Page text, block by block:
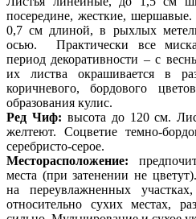
посередине, жесткие,
0,7 см длиной, в рыхлых
осью. Практически все
период декоративности – с
их листва окрашивается в
коричневого, бордового
образования кулис.
Ред Чиф: высота до 120 см.
желтеют. Соцветие темно-
серебристо-серое.
Месторасположение:
места (при затенении не
на переувлажненных
относительно сухих местах,